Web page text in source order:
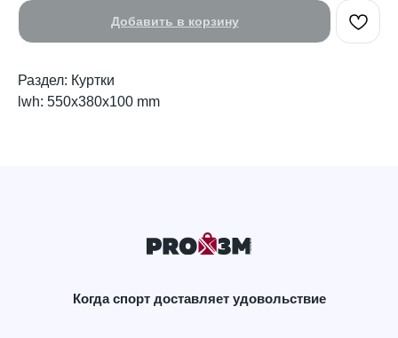
Добавить в корзину
Раздел: Куртки
lwh: 550x380x100 mm
Когда спорт доставляет удовольствие